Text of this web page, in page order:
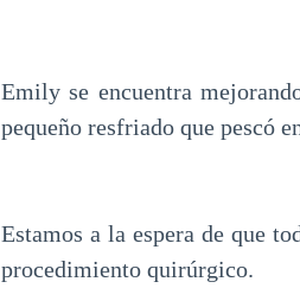
Emily se encuentra
pequeño resfriado que pescó
Estamos a la espera de que
procedimiento quirúrgico.